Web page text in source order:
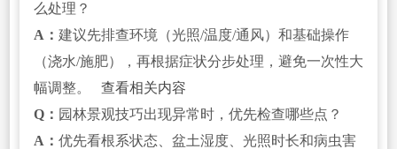
么处理？
A： 建议先排查环境（光照/温度/通风）和基础操作
（浇水/施肥），再根据症状分步处理，避免一次性大
幅调整。
查看相关内容
Q： 园林景观技巧出现异常时，优先检查哪些点？
A： 优先看根系状态、盆土湿度、光照时长和病虫害